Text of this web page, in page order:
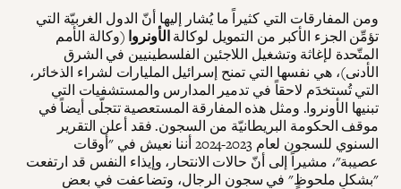
ومن المفارقات التي كثيراً ما يُشار إليها أنّ الدول الغربيّة التي
تؤمِّن الجزء الأكبر من التمويل لوكالةالأونروا (وكالة الأمم
المتّحدة لإغاثة وتشغيل اللاجئين الفلسطينيين في الشرق
الأدنى)، هي نفسها التي تمنح إسرائيل المليارات لشراء الذخائر،
التي تُستخدَم لاحقاً في تدمير المدارس والمستشفيات التي
تبنيها الأونروا. ومثل هذه المفارقة المستعصية تتجلّى أيضاً في
موقف الحكومة البريطانيّة من السجون. فقد أعلن التقرير
السنوي للسجون لعام 2023-2024 أننا نعيش في "أوقات
عصيبة"، مشيراً إلى أنّ حالات الانتحار، وإيذاء النفس قد ارتفعت
"بشكلٍ ملحوظٍ" في سجون الرجال، وتضاعفت في بعض